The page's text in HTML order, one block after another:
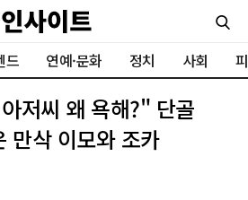
드 연예·문화 정치 사회
저씨 왜 욕해?" 단골
만삭 이모와 조카